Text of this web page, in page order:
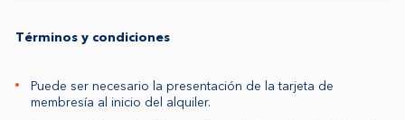
Términos y condiciones
Puede ser necesario la presentación de la tarjeta de
membresía al inicio del alquiler.